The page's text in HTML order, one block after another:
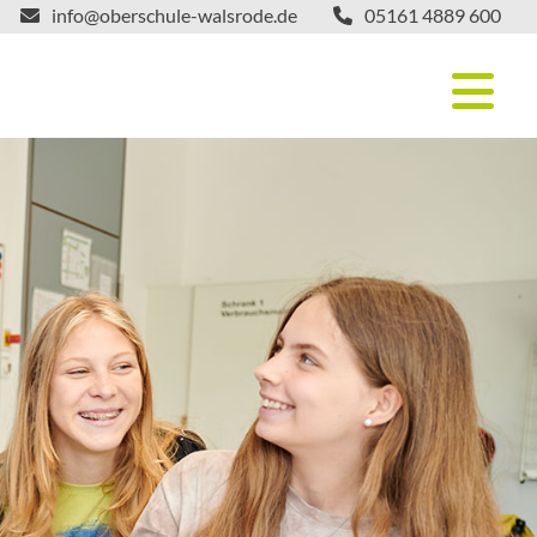
05161 4889 600
info@oberschule-walsrode.de